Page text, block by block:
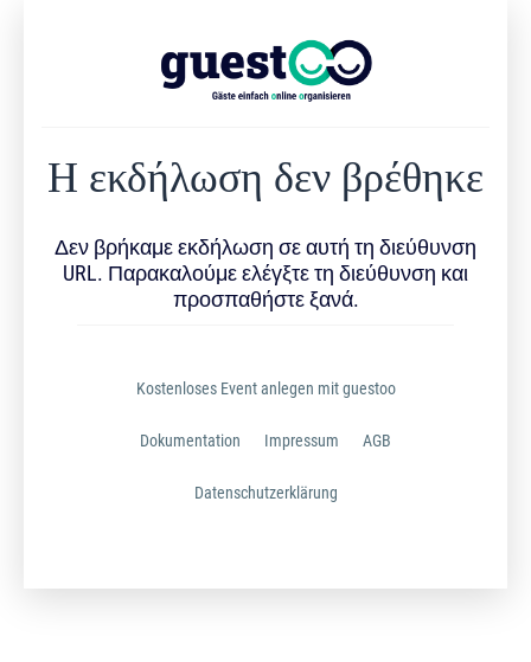
Η εκδήλωση δεν βρέθηκε
Δεν βρήκαμε εκδήλωση σε αυτή τη διεύθυνση
URL. Παρακαλούμε ελέγξτε τη διεύθυνση και
προσπαθήστε ξανά.
Kostenloses Event anlegen mit guestoo
Dokumentation Impressum AGB
Datenschutzerklärung